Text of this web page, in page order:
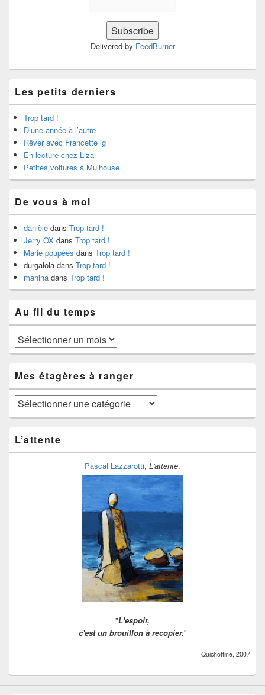
Delivered by FeedBurner
Les petits derniers
Trop tard !
D’une année à l’autre
Rêver avec Francette lg
En lecture chez Liza
Petites voitures à Mulhouse
De vous à moi
danièle dans Trop tard !
Jerry OX dans Trop tard !
Marie poupées dans Trop tard !
durgalola dans Trop tard !
mahina dans Trop tard !
Au fil du temps
Au
fil
temps
Mes étagères à ranger
Mes
étagères
ranger
L’attente
Pascal Lazzarotti, L'attente.
"L'espoir,
c'est un brouillon à recopier."
Quichottine, 2007